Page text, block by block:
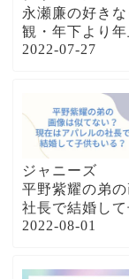
永瀬廉の好き
観・年下より
2022-07-27
ジャニーズ
平野紫耀の弟
社長で結婚し
2022-08-01